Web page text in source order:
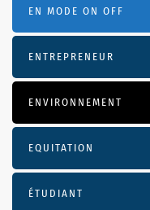
EN MODE ON OFF
ENTREPRENEUR
ENVIRONNEMENT
EQUITATION
ÉTUDIANT